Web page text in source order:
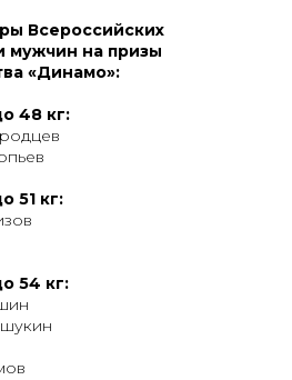
Всероссийских
мужчин на призы
«Динамо»:
48 кг:
51 кг:
54 кг: